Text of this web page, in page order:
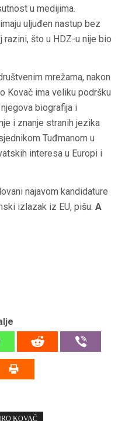
u medijima.
uljuđen nastup bez
što u HDZ-u nije bio
mrežama, nakon
Kovač ima veliku podršku
biografija i
i znanje stranih jezika
Tuđmanom u
interesa u Europi i
najavom kandidature
izlazak iz EU, pišu: A
KOVAČ